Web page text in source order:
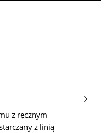
z ręcznym
z linią